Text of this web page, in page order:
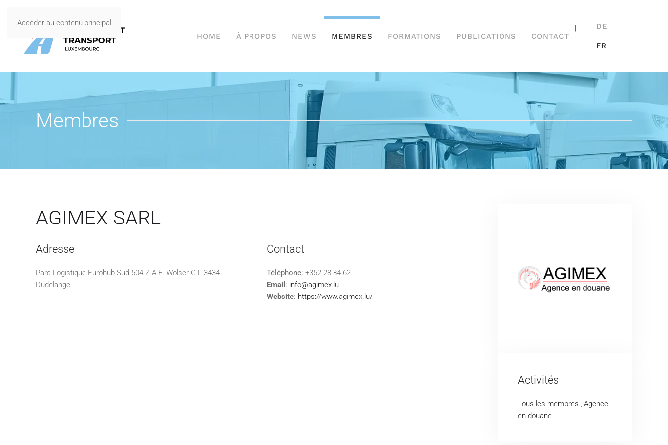
Accéder au contenu principal
HOME
À PROPOS NEWS MEMBRES FORMATIONS PUBLICATIONS CONTACT
| DE
FR
Membres
AGIMEX SARL
Adresse
Parc Logistique Eurohub Sud 504 Z.A.E. Wolser G L-3434
Dudelange
Contact
Téléphone: +352 28 84 62
Email : info@agimex.lu
Website: https://www.agimex.lu/
Activités
Tous les membres , Agence
en douane